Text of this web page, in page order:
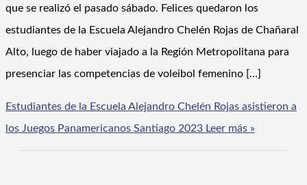
que se realizó el pasado sábado. Felices quedaron los
estudiantes de la Escuela Alejandro Chelén Rojas de Chañaral
Alto, luego de haber viajado a la Región Metropolitana para
presenciar las competencias de voleibol femenino […]
Estudiantes de la Escuela Alejandro Chelén Rojas asistieron a
los Juegos Panamericanos Santiago 2023 Leer más »